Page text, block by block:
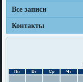
Все записи
Контакты
Пн Вт Ср Чт